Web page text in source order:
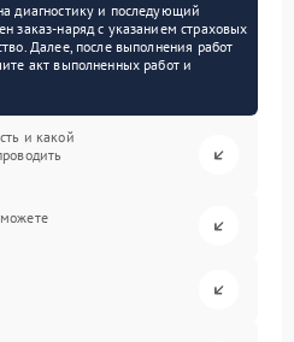
диагностику и последующий
заказ-наряд с указанием страховых
Далее, после выполнения работ
акт выполненных работ и
и какой